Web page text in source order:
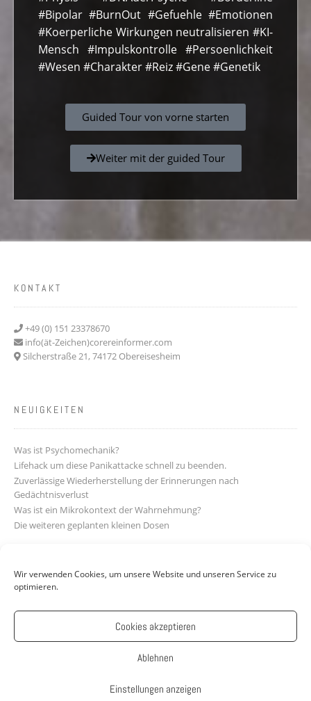
Wir verwenden Cookies, um unsere Website und unseren Service zu
optimieren.
Cookies akzeptieren
Ablehnen
Einstellungen anzeigen
#Bipolar #BurnOut #Gefuehle #Emotionen
#Koerperliche Wirkungen neutralisieren #KI-
Mensch #Impulskontrolle #Persoenlichkeit
#Wesen #Charakter #Reiz #Gene #Genetik
Guided Tour von vorne starten
Weiter mit der guided Tour
KONTAKT
+49 (0) 151 23378670
info(ät-Zeichen)corereinformer.com
Silcherstraße 21, 74172 Obereisesheim
NEUIGKEITEN
Was ist Psychomechanik?
Lifehack um diese Panikattacke schnell zu beenden.
Zuverlässige Wiederherstellung der Erinnerungen nach
Gedächtnisverlust
Was ist ein Mikrokontext der Wahrnehmung?
Die weiteren geplanten kleinen Dosen
Kontakt